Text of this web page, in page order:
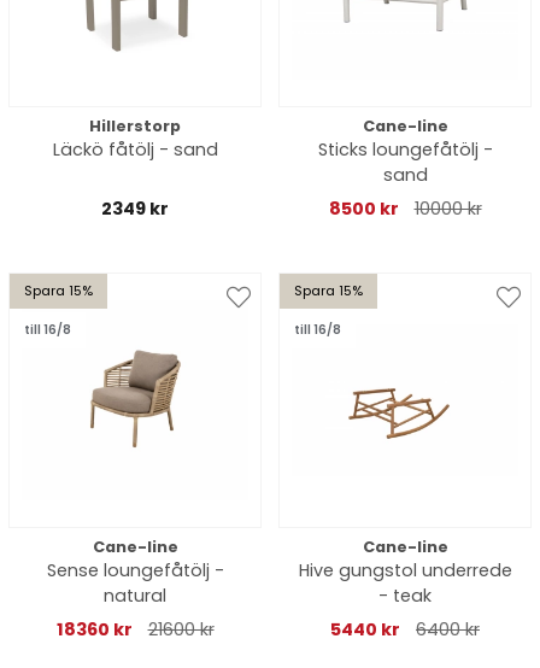
Hillerstorp
Läckö fåtölj - sand
2349 kr
Cane-line
Sticks loungefåtölj -
sand
8500 kr
10000 kr
Spara 15%
till 16/8
Cane-line
Sense loungefåtölj -
natural
18360 kr
21600 kr
Spara 15%
till 16/8
Cane-line
Hive gungstol underrede
- teak
5440 kr
6400 kr